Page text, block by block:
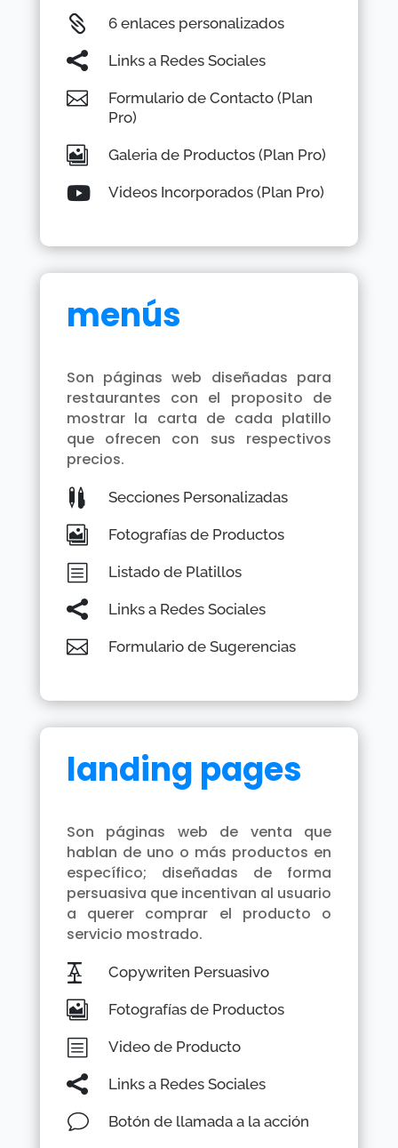
 6 enlaces personalizados
 Links a Redes Sociales

Formulario de Contacto (Plan
Pro)
 Galeria de Productos (Plan Pro)
 Videos Incorporados (Plan Pro)
menús
Son páginas web diseñadas para
restaurantes con el proposito de
mostrar la carta de cada platillo
que ofrecen con sus respectivos
precios.
 Secciones Personalizadas
 Fotografías de Productos
b Listado de Platillos
 Links a Redes Sociales
 Formulario de Sugerencias
landing pages
Son páginas web de venta que
hablan de uno o más productos en
específico; diseñadas de forma
persuasiva que incentivan al usuario
a querer comprar el producto o
servicio mostrado.
 Copywriten Persuasivo
 Fotografías de Productos
b Video de Producto
 Links a Redes Sociales
v Botón de llamada a la acción